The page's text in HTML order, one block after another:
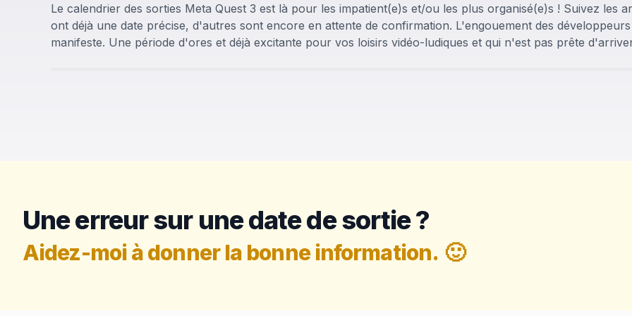
Le calendrier des sorties Meta Quest 3 est là pour les impatient(e)s et/ou les plus organisé(e)s ! Suivez les
ont déjà une date précise, d'autres sont encore en attente de confirmation. L'engouement des
manifeste. Une période d'ores et déjà excitante pour vos loisirs vidéo-ludiques et qui n'est pas prête
Une erreur sur une date de sortie ?
Aidez-moi à donner la bonne information. 🙂